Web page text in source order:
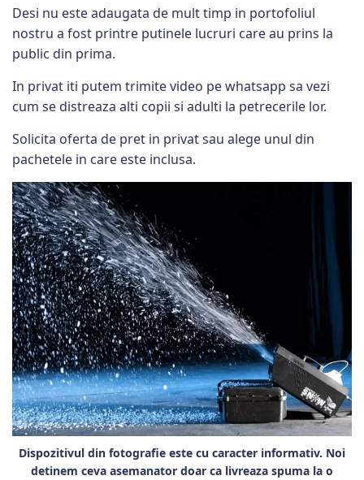
Desi nu este adaugata de mult timp in portofoliul
nostru a fost printre putinele lucruri care au prins la
public din prima.
In privat iti putem trimite video pe whatsapp sa vezi
cum se distreaza alti copii si adulti la petrecerile lor.
Solicita oferta de pret in privat sau alege unul din
pachetele in care este inclusa.
Dispozitivul din fotografie este cu caracter informativ. Noi
detinem ceva asemanator doar ca livreaza spuma la o